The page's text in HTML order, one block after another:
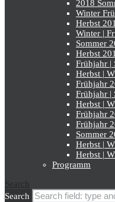
2018
Winter
Herbst
Winter |
Sommer
Herbst
Frühjahr |
Herbst |
Frühjahr
Frühjahr |
Herbst |
Frühjahr
Frühjahr
Sommer
Herbst |
Herbst |
Programm
Search
Search